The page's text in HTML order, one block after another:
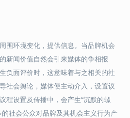
围环境变化，提供信息。当品牌机会
新闻价值自然会引来媒体的争相报
负面评价时，这意味着与之相关的社
社会舆论，媒体便主动介入，设置议
程设置及传播中，会产生“沉默的螺
社会公众对品牌及其机会主义行为产